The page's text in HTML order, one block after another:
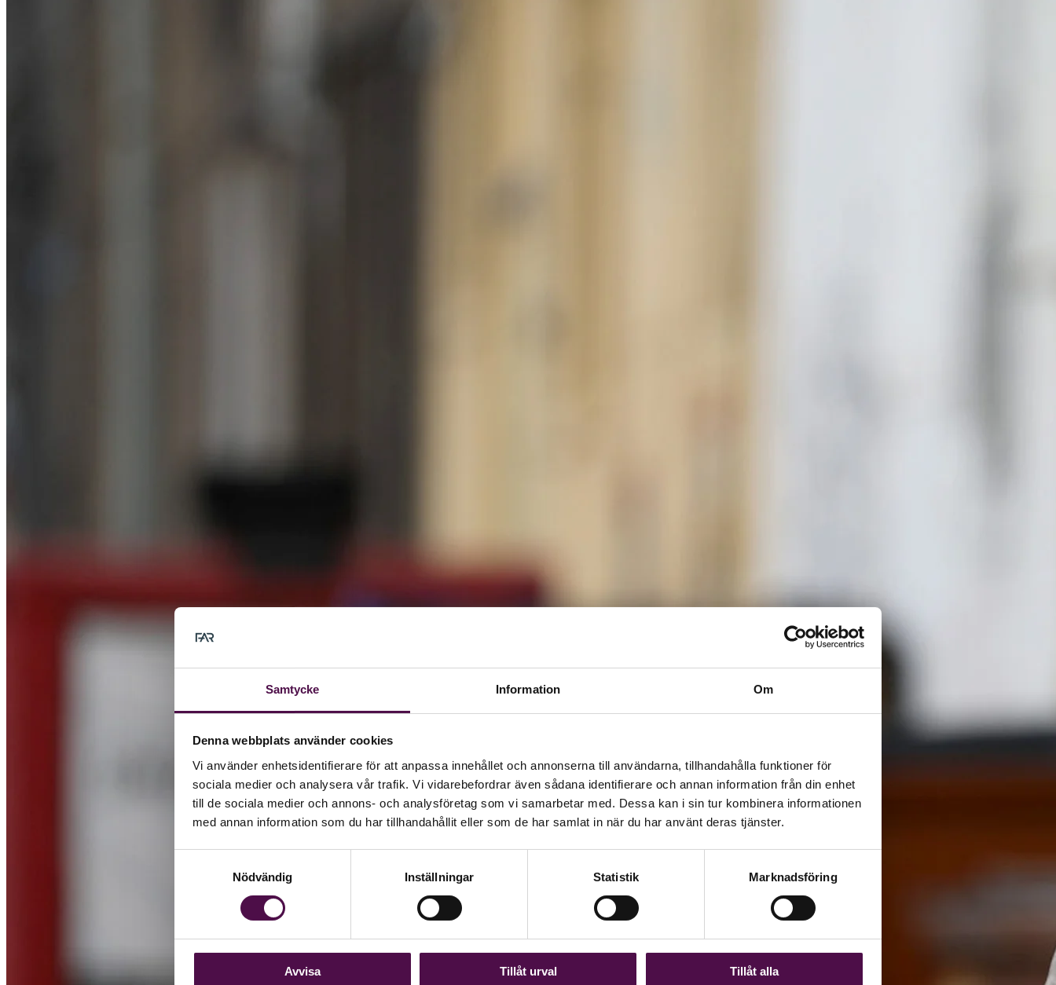
Samtycke Information Om
Denna webbplats använder cookies
Vi använder enhetsidentifierare för att anpassa innehållet och annonserna till användarna, tillhandahålla funktioner för
sociala medier och analysera vår trafik. Vi vidarebefordrar även sådana identifierare och annan information från din enhet
till de sociala medier och annons- och analysföretag som vi samarbetar med. Dessa kan i sin tur kombinera informationen
med annan information som du har tillhandahållit eller som de har samlat in när du har använt deras tjänster.
Nödvändig
Inställningar Statistik Marknadsföring
Avvisa Tillåt urval Tillåt alla